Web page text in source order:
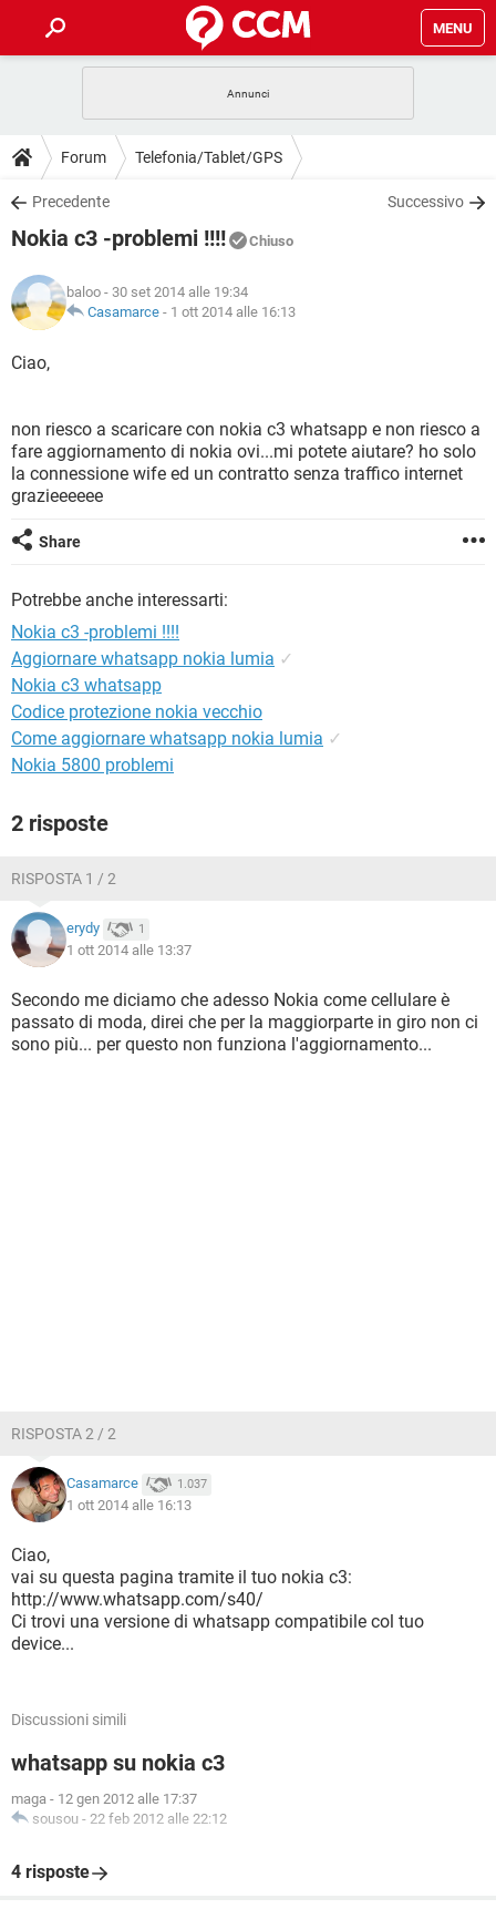
MENU
INTRATTENIMENTO ANDROID
iOS
INSTAGRAM WHATSAPP
TIKTOK
HARDWARE
GUIDE
COVID-19 GAMING
INSTAGRAM
TIKTOK
HARDWARE
DOWNLOAD
COVID-19 GAMING
INTRATTENIMENTO
iOS WINDOWS 10
INSTAGRAM
HARDWARE
COVID-19
INTRATTENIMENTO
iOS
TIKTOK FACEBOOK
HARDWARE
GLOSSARIO
COVID-19
iOS WINDOWS 10
INSTAGRAM WHATSAPP
TIKTOK
HARDWARE
Forum Telefonia/Tablet/GPS
Precedente Successivo
Nokia c3 -problemi !!!! Chiuso
baloo - 30 set 2014 alle 19:34
Casamarce - 1 ott 2014 alle 16:13
Ciao,
non riesco a scaricare con nokia c3 whatsapp e non riesco a
fare aggiornamento di nokia ovi...mi potete aiutare? ho solo
la connessione wife ed un contratto senza traffico internet
grazieeeeee
Share
Potrebbe anche interessarti:
Nokia c3 -problemi !!!!
Aggiornare whatsapp nokia lumia ✓
Nokia c3 whatsapp
Codice protezione nokia vecchio
Come aggiornare whatsapp nokia lumia ✓
Nokia 5800 problemi
2 risposte
RISPOSTA 1 / 2
erydy 1
1 ott 2014 alle 13:37
Secondo me diciamo che adesso Nokia come cellulare è
passato di moda, direi che per la maggiorparte in giro non ci
sono più... per questo non funziona l'aggiornamento...
RISPOSTA 2 / 2
Casamarce 1.037
1 ott 2014 alle 16:13
Ciao,
vai su questa pagina tramite il tuo nokia c3:
http://www.whatsapp.com/s40/
Ci trovi una versione di whatsapp compatibile col tuo
device...
Discussioni simili
whatsapp su nokia c3
maga - 12 gen 2012 alle 17:37
sousou - 22 feb 2012 alle 22:12
4 risposte